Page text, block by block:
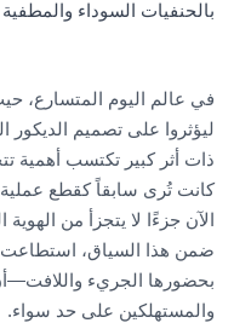
بالحنفيات السوداء
في عالم اليوم المتسارع،
ليؤثروا على تصميم
ذات أثر كبير تكتسب أهمية
كانت تُرى سابقاً كقطع
الآن جزءًا لا يتجزأ من
ضمن هذا السياق، استطاعت
بحضورها الجريء
والمستهلكين على حد سواء.